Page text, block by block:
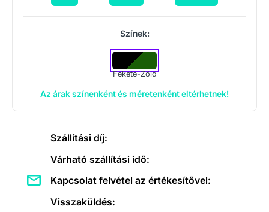
Színek:
Fekete-Zöld
Az árak színenként és méretenként eltérhetnek!
Szállítási díj:
Várható szállítási idő:
Kapcsolat felvétel az értékesítővel:
Visszaküldés: